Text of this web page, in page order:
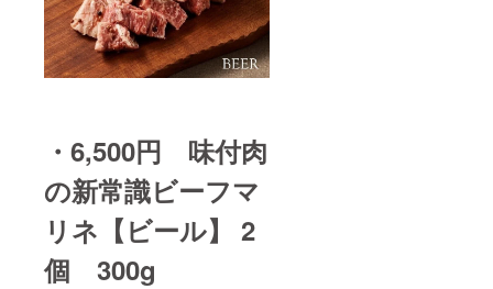
・6,500円 味付肉
の新常識ビーフマ
リネ【ビール】 2
個 300g